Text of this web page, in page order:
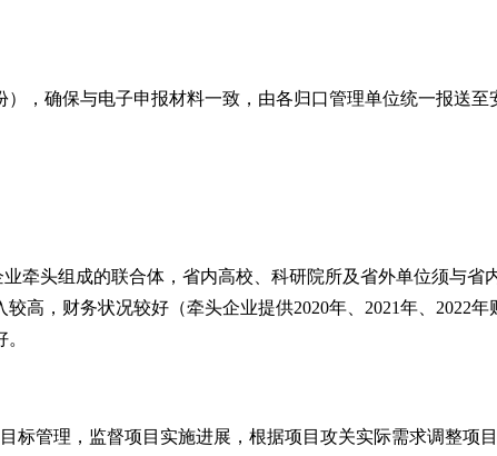
，确保与电子申报材料一致，由各归口管理单位统一报送
牵头组成的联合体，省内高校、科研院所及省外单位须与
高，财务状况较好（牵头企业提供2020年、 2021年、 2022年
标管理，监督项目实施进展，根据项目攻关实际需求调整项